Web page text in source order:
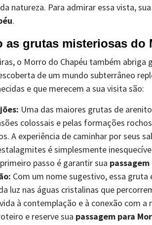
natureza. Para admirar essa vista,
.
as grutas misteriosas do
o Morro do Chapéu também abriga
de um mundo subterrâneo
e que merecem a sua visita são:
Uma das maiores grutas de
colossais e pelas formações
A experiência de caminhar por seus
é simplesmente
passo é garantir sua
Com um nome sugestivo, essa gruta
luz nas águas cristalinas que
à contemplação e à conexão com a
e reserve sua passagem para